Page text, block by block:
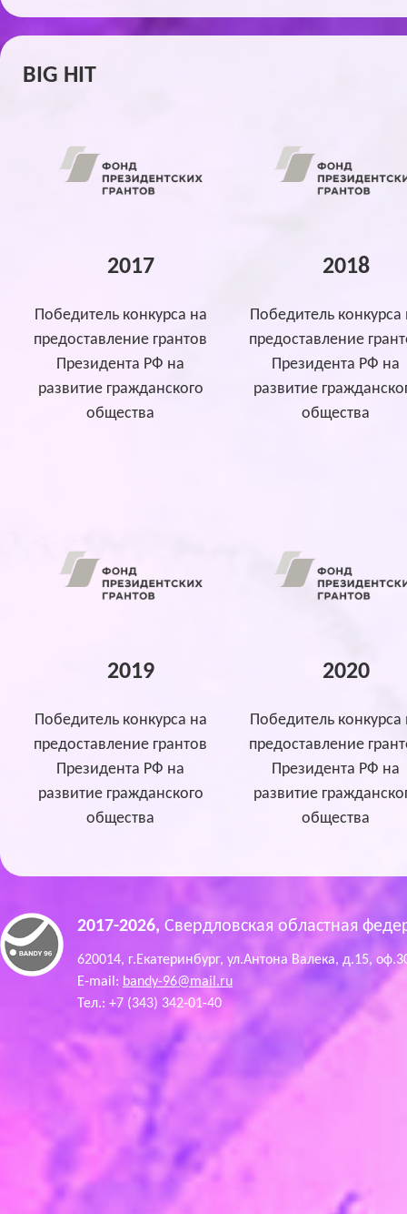
BIG HIT
2017 2018
Победитель конкурса на
предоставление грантов
Президента РФ на
развитие гражданского
общества
Победитель конкурса
предоставление
Президента РФ на
развитие
общества
2019 2020
Победитель конкурса на
предоставление грантов
Президента РФ на
развитие гражданского
общества
Победитель конкурса
предоставление
Президента РФ на
развитие
общества
2017-2026, Свердловская областная
620014, г.Екатеринбург, ул.Антона Валека, д.15,
E-mail: bandy-96@mail.ru
Тел.: +7 (343) 342-01-40